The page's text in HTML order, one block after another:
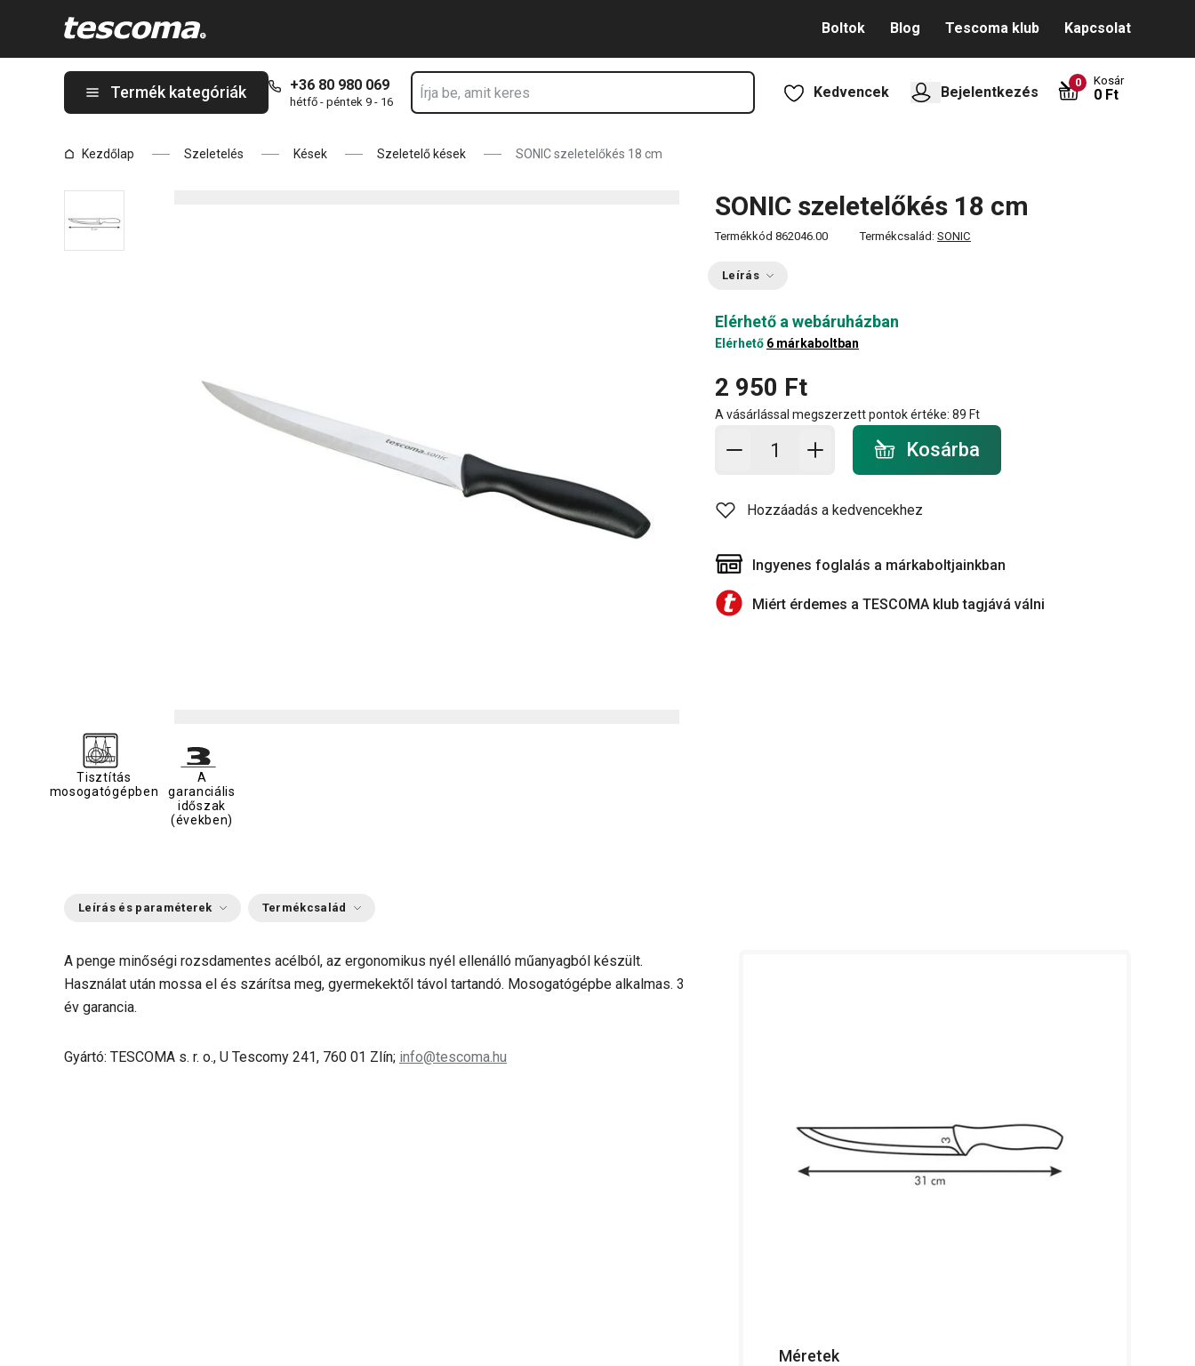
Boltok Blog Tescoma klub Kapcsolat
Termék kategóriák +36 80 980 069
hétfő - péntek 9 - 16
Kedvencek Bejelentkezés
0 Kosár
0 Ft
Kezdőlap Szeletelés Kések Szeletelő kések SONIC szeletelőkés 18 cm
SONIC szeletelőkés 18 cm
Termékkód 862046.00 Termékcsalád: SONIC
Leírás
Elérhető a webáruházban
Elérhető 6 márkaboltban
2 950 Ft
A vásárlással megszerzett pontok értéke: 89 Ft
Kosárba - mennyiség
Kosárba
Hozzáadás a kedvencekhez
Ingyenes foglalás a márkaboltjainkban
Miért érdemes a TESCOMA klub tagjává válni
Tisztítás
mosogatógépben
A
garanciális
időszak
(években)
Leírás és paraméterek Termékcsalád
A penge minőségi rozsdamentes acélból, az ergonomikus nyél ellenálló műanyagból készült.
Használat után mossa el és szárítsa meg, gyermekektől távol tartandó. Mosogatógépbe alkalmas. 3
év garancia.
Gyártó: TESCOMA s. r. o., U Tescomy 241, 760 01 Zlín; info@tescoma.hu
Méretek